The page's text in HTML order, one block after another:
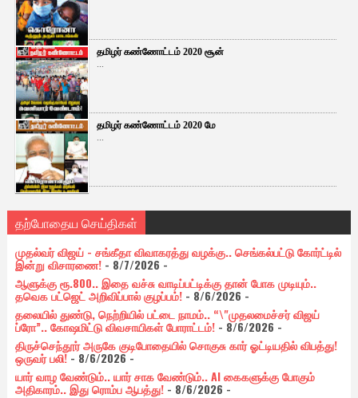
தமிழர் கண்ணோட்டம் 2020 சூன்
...
தமிழர் கண்ணோட்டம் 2020 மே
...
தற்போதைய செய்திகள்
முதல்வர் விஜய் - சங்கீதா விவாகரத்து வழக்கு.. செங்கல்பட்டு கோர்ட்டில்
இன்று விசாரணை!- 8/7/2026 -
ஆளுக்கு ரூ.800.. இதை வச்சு வாடிப்பட்டிக்கு தான் போக முடியும்..
தவெக பட்ஜெட் அறிவிப்பால் குழப்பம்!- 8/6/2026 -
தலையில் துண்டு, நெற்றியில் பட்டை நாமம்.. “\"முதலமைச்சர் விஜய்
ப்ரோ”.. கோஷமிட்டு விவசாயிகள் போராட்டம்!- 8/6/2026 -
திருச்செந்தூர் அருகே குடிபோதையில் சொகுசு கார் ஓட்டியதில் விபத்து!
ஒருவர் பலி!- 8/6/2026-
யார் வாழ வேண்டும்.. யார் சாக வேண்டும்.. AI கைகளுக்கு போகும்
அதிகாரம்.. இது ரொம்ப ஆபத்து!- 8/6/2026 -